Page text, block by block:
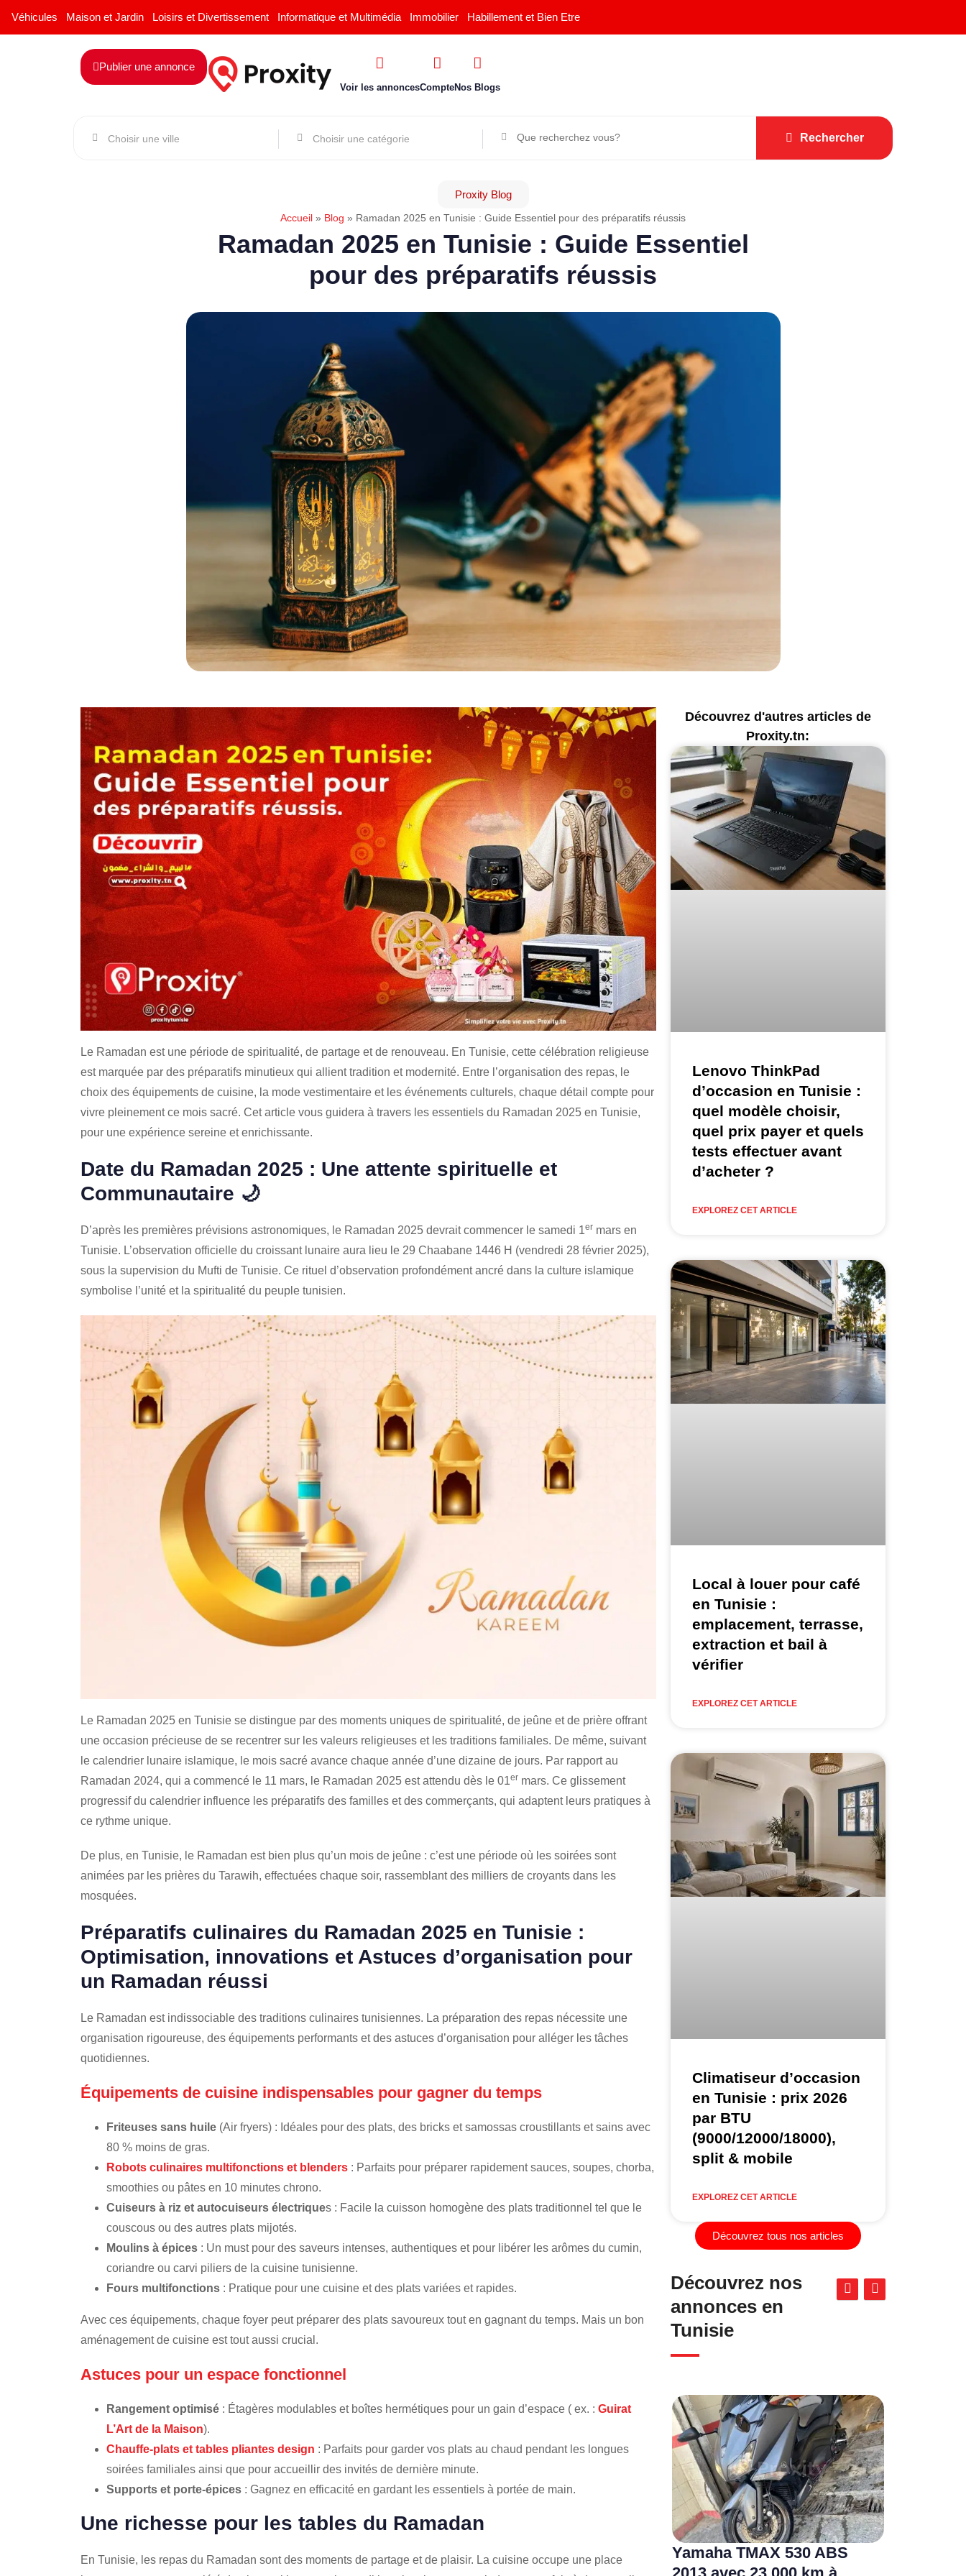
Véhicules Maison et Jardin Loisirs et Divertissement Informatique et Multimédia Immobilier Habillement et Bien Etre
Publier une annonce
Voir les annoncesCompteNos Blogs
Rechercher
Proxity Blog
Accueil » Blog » Ramadan 2025 en Tunisie : Guide Essentiel pour des préparatifs réussis
Ramadan 2025 en Tunisie : Guide Essentiel
pour des préparatifs réussis
Le Ramadan est une période de spiritualité, de partage et de renouveau. En Tunisie, cette célébration religieuse
est marquée par des préparatifs minutieux qui allient tradition et modernité. Entre l’organisation des repas, le
choix des équipements de cuisine, la mode vestimentaire et les événements culturels, chaque détail compte pour
vivre pleinement ce mois sacré. Cet article vous guidera à travers les essentiels du Ramadan 2025 en Tunisie,
pour une expérience sereine et enrichissante.
Date du Ramadan 2025 : Une attente spirituelle et
Communautaire 🌙
D’après les premières prévisions astronomiques, le Ramadan 2025 devrait commencer le samedi 1er mars en
Tunisie. L’observation officielle du croissant lunaire aura lieu le 29 Chaabane 1446 H (vendredi 28 février 2025),
sous la supervision du Mufti de Tunisie. Ce rituel d’observation profondément ancré dans la culture islamique
symbolise l’unité et la spiritualité du peuple tunisien.
Le Ramadan 2025 en Tunisie se distingue par des moments uniques de spiritualité, de jeûne et de prière offrant
une occasion précieuse de se recentrer sur les valeurs religieuses et les traditions familiales. De même, suivant
le calendrier lunaire islamique, le mois sacré avance chaque année d’une dizaine de jours. Par rapport au
Ramadan 2024, qui a commencé le 11 mars, le Ramadan 2025 est attendu dès le 01er mars. Ce glissement
progressif du calendrier influence les préparatifs des familles et des commerçants, qui adaptent leurs pratiques à
ce rythme unique.
De plus, en Tunisie, le Ramadan est bien plus qu’un mois de jeûne : c’est une période où les soirées sont
animées par les prières du Tarawih, effectuées chaque soir, rassemblant des milliers de croyants dans les
mosquées.
Préparatifs culinaires du Ramadan 2025 en Tunisie :
Optimisation, innovations et Astuces d’organisation pour
un Ramadan réussi
Le Ramadan est indissociable des traditions culinaires tunisiennes. La préparation des repas nécessite une
organisation rigoureuse, des équipements performants et des astuces d’organisation pour alléger les tâches
quotidiennes.
Équipements de cuisine indispensables pour gagner du temps
Friteuses sans huile (Air fryers) : Idéales pour des plats, des bricks et samossas croustillants et sains avec
80 % moins de gras.
Robots culinaires multifonctions et blenders : Parfaits pour préparer rapidement sauces, soupes, chorba,
smoothies ou pâtes en 10 minutes chrono.
Cuiseurs à riz et autocuiseurs électriques : Facile la cuisson homogène des plats traditionnel tel que le
couscous ou des autres plats mijotés.
Moulins à épices : Un must pour des saveurs intenses, authentiques et pour libérer les arômes du cumin,
coriandre ou carvi piliers de la cuisine tunisienne.
Fours multifonctions : Pratique pour une cuisine et des plats variées et rapides.
Avec ces équipements, chaque foyer peut préparer des plats savoureux tout en gagnant du temps. Mais un bon
aménagement de cuisine est tout aussi crucial.
Astuces pour un espace fonctionnel
Rangement optimisé : Étagères modulables et boîtes hermétiques pour un gain d’espace ( ex. : Guirat
L’Art de la Maison).
Chauffe-plats et tables pliantes design : Parfaits pour garder vos plats au chaud pendant les longues
soirées familiales ainsi que pour accueillir des invités de dernière minute.
Supports et porte-épices : Gagnez en efficacité en gardant les essentiels à portée de main.
Une richesse pour les tables du Ramadan
En Tunisie, les repas du Ramadan sont des moments de partage et de plaisir. La cuisine occupe une place
Découvrez d'autres articles de
Proxity.tn:
Lenovo ThinkPad
d’occasion en Tunisie :
quel modèle choisir,
quel prix payer et quels
tests effectuer avant
d’acheter ?
EXPLOREZ CET ARTICLE
Local à louer pour café
en Tunisie :
emplacement, terrasse,
extraction et bail à
vérifier
EXPLOREZ CET ARTICLE
Climatiseur d’occasion
en Tunisie : prix 2026
par BTU
(9000/12000/18000),
split & mobile
EXPLOREZ CET ARTICLE
Découvrez tous nos articles
Découvrez nos
annonces en
Tunisie
Yamaha TMAX 530 ABS